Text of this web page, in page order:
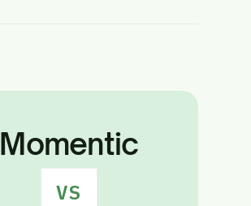
Momentic
VS